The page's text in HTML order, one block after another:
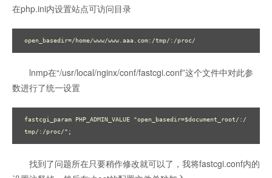
在php.ini内设置站点可访问目录
lnmp在“/usr/local/nginx/conf/fastcgi.conf”这个文件中对此参
数进行了统一设置
fastcgi_param PHP_ADMIN_VALUE "open_basedir=$document_root/:/
找到了问题所在只要稍作修改就可以了，我将fastcgi.conf内的